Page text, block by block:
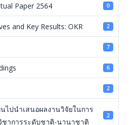
Paper 2564 0
and Key Results: OKR 2
7
6
2
ไปนำเสนอผลงานวิจัยในการ
าการระดับชาติ-นานาชาติ
2